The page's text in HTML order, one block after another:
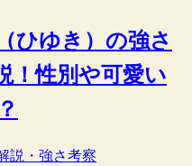
ひゆき）の強さ
！性別や可愛い
説・強さ考察